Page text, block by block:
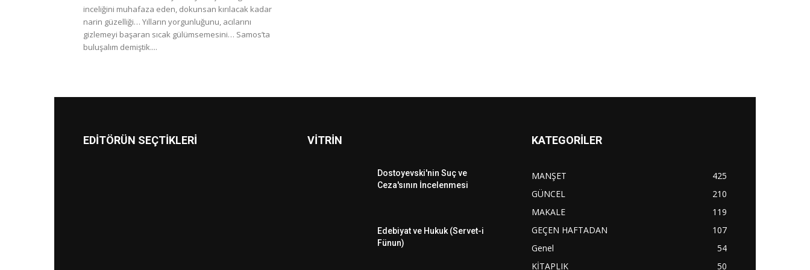
inceliğini muhafaza eden, dokunsan kırılacak kadar
narin güzelliği… Yılların yorgunluğunu, acılarını
gizlemeyi başaran sıcak gülümsemesini… Samos’ta
buluşalım demiştik....
EDİTÖRÜN SEÇTİKLERİ VİTRİN
Dostoyevski'nin Suç ve
Ceza'sının İncelenmesi
Edebiyat ve Hukuk (Servet-i
Fünun)
KATEGORİLER
MANŞET
425
GÜNCEL
210
MAKALE
119
GEÇEN HAFTADAN
107
Genel
54
KİTAPLIK
50